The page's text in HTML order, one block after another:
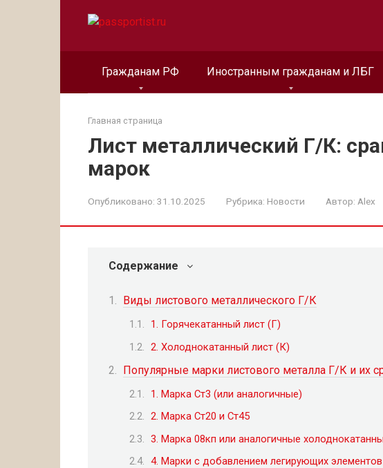
Гражданам РФ Иностранным гражданам и ЛБГ
Главная страница
Лист металлический Г/К:
марок
Опубликовано: 31.10.2025 Рубрика: Новости Автор: Alex
Содержание
Виды листового металлического Г/К
1. Горячекатанный лист (Г)
2. Холоднокатанный лист (К)
Популярные марки листового металла Г/К и их
1. Марка Ст3 (или аналогичные)
2. Марка Ст20 и Ст45
3. Марка 08кп или аналогичные
4. Марки с добавлением легирующих